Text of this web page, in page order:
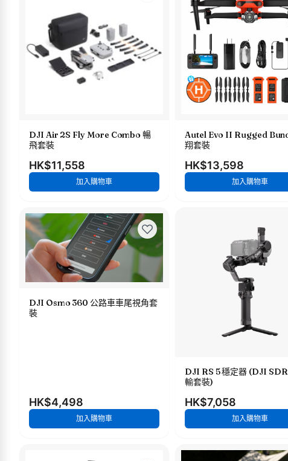
DJI Air 2S Fly More Combo 暢
飛套裝
HK$11,558
加入購物車
Autel Evo II Rugged
翔套裝
HK$13,598
加入購物車
DJI Osmo 360 公路車車尾視角套
裝
HK$4,498
加入購物車
DJI RS 5 穩定器 (DJI
輸套裝)
HK$7,058
加入購物車